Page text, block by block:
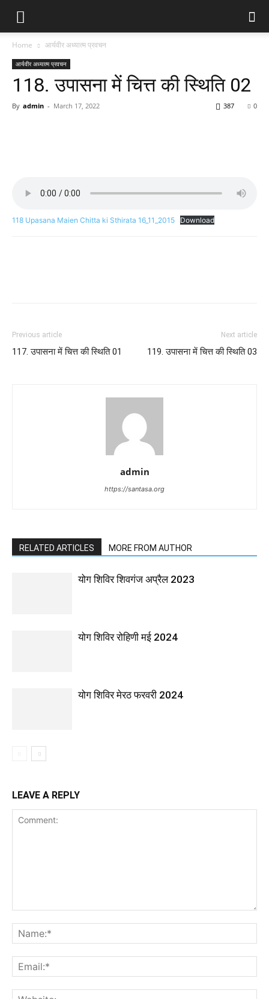
Home आर्यवीर अध्यात्म प्रवचन
आर्यवीर अध्यात्म प्रवचन
118. उपासना में चित्त की स्थिति 02
By admin - March 17, 2022 0
387
118 Upasana Maien Chitta ki Sthirata 16_11_2015 Download
Previous article
117. उपासना में चित्त की स्थिति 01
Next article
119. उपासना में चित्त की स्थिति 03
admin
https://santasa.org
RELATED ARTICLES MORE FROM AUTHOR
योग शिविर शिवगंज अप्रैल 2023
योग शिविर रोहिणी मई 2024
योग शिविर मेरठ फरवरी 2024
LEAVE A REPLY